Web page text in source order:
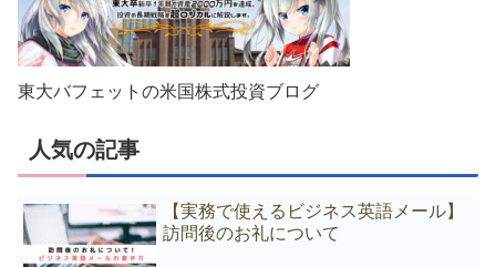
東大バフェットの米国株式投資ブログ
人気の記事
【実務で使えるビジネス英語メール】
訪問後のお礼について